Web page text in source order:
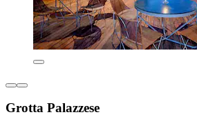
Grotta Palazzese